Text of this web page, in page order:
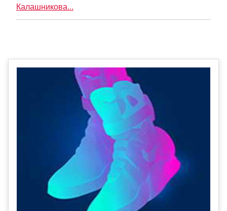
Калашникова...